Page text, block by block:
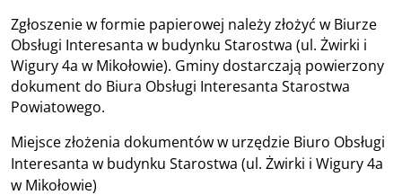
Zgłoszenie w formie papierowej należy złożyć w Biurze
Obsługi Interesanta w budynku Starostwa (ul. Żwirki i
Wigury 4a w Mikołowie). Gminy dostarczają powierzony
dokument do Biura Obsługi Interesanta Starostwa
Powiatowego.
Miejsce złożenia dokumentów w urzędzie Biuro Obsługi
Interesanta w budynku Starostwa (ul. Żwirki i Wigury 4a
w Mikołowie)